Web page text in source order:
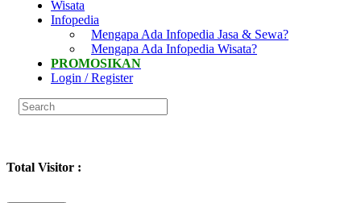
Wisata
Infopedia
Mengapa Ada Infopedia Jasa & Sewa?
Mengapa Ada Infopedia Wisata?
PROMOSIKAN
Login / Register
Total Visitor :